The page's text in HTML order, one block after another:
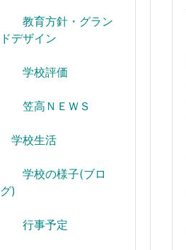
教育方針・グラン
ドデザイン
学校評価
笠高ＮＥＷＳ
学校生活
学校の様子(ブロ
グ)
行事予定